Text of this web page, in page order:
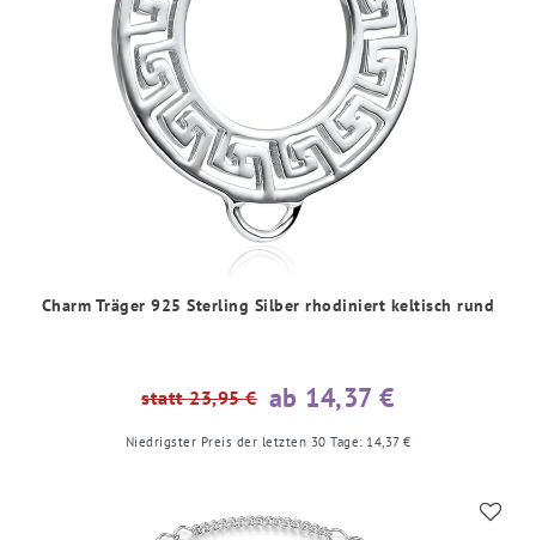
Charm Träger 925 Sterling Silber rhodiniert keltisch rund
statt 23,95 € ab 14,37 €
Niedrigster Preis der letzten 30 Tage: 14,37 €